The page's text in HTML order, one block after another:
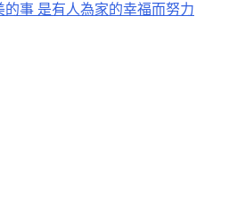
的事 是有人為家的幸福而努力